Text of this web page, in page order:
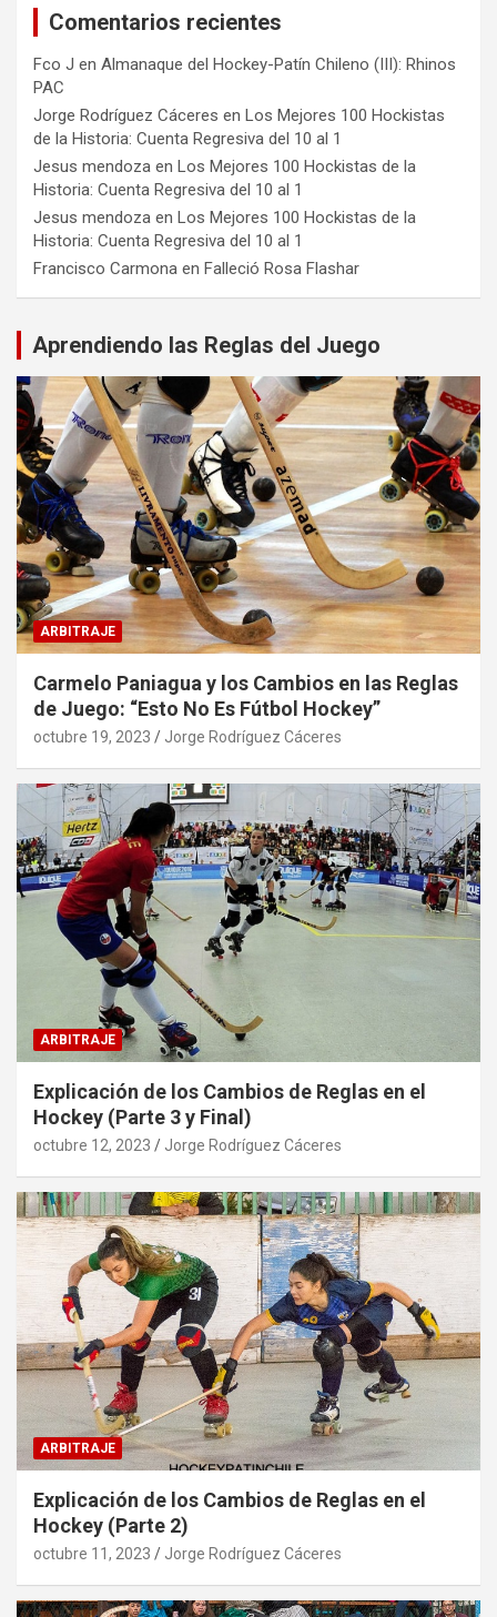
Comentarios recientes
Fco J en Almanaque del Hockey-Patín Chileno (III): Rhinos
PAC
Jorge Rodríguez Cáceres en Los Mejores 100 Hockistas
de la Historia: Cuenta Regresiva del 10 al 1
Jesus mendoza en Los Mejores 100 Hockistas de la
Historia: Cuenta Regresiva del 10 al 1
Jesus mendoza en Los Mejores 100 Hockistas de la
Historia: Cuenta Regresiva del 10 al 1
Francisco Carmona en Falleció Rosa Flashar
Aprendiendo las Reglas del Juego
ARBITRAJE
Carmelo Paniagua y los Cambios en las Reglas
de Juego: “Esto No Es Fútbol Hockey”
octubre 19, 2023 Jorge Rodríguez Cáceres
ARBITRAJE
Explicación de los Cambios de Reglas en el
Hockey (Parte 3 y Final)
octubre 12, 2023 Jorge Rodríguez Cáceres
ARBITRAJE
Explicación de los Cambios de Reglas en el
Hockey (Parte 2)
octubre 11, 2023 Jorge Rodríguez Cáceres